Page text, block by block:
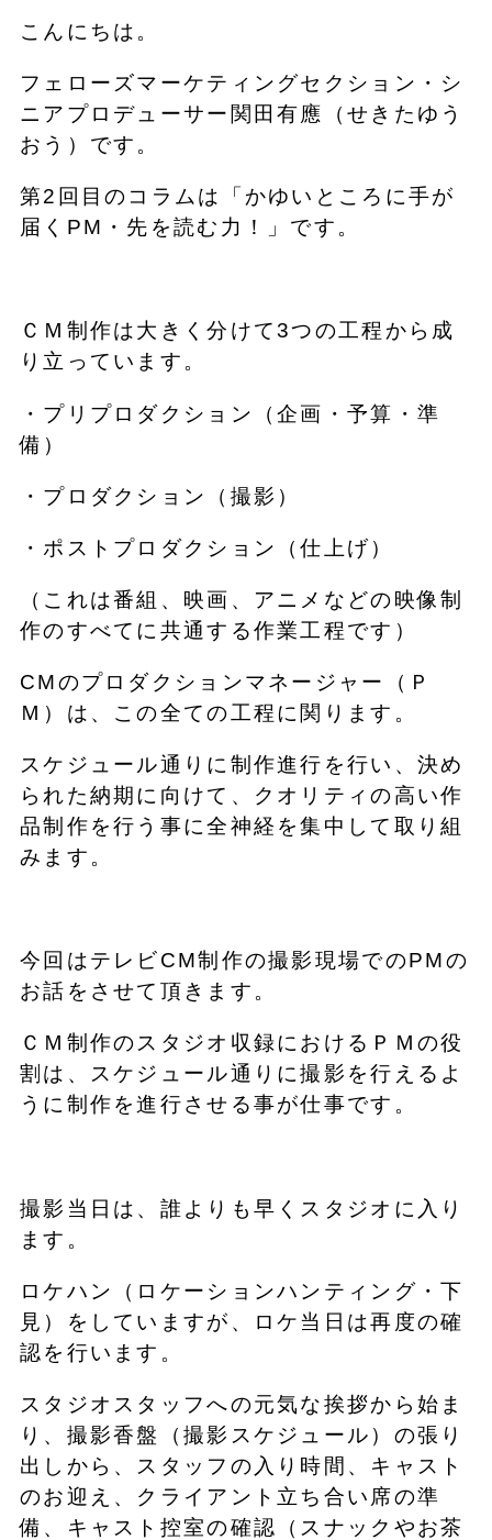
こんにちは。
フェローズマーケティングセクション・シ
ニアプロデューサー関田有應（せきたゆう
おう）です。
第2回目のコラムは「かゆいところに手が
届くPM・先を読む力！」です。
ＣＭ制作は大きく分けて3つの工程から成
り立っています。
・プリプロダクション（企画・予算・準
備）
・プロダクション（撮影）
・ポストプロダクション（仕上げ）
（これは番組、映画、アニメなどの映像制
作のすべてに共通する作業工程です）
CMのプロダクションマネージャー（Ｐ
Ｍ）は、この全ての工程に関ります。
スケジュール通りに制作進行を行い、決め
られた納期に向けて、クオリティの高い作
品制作を行う事に全神経を集中して取り組
みます。
今回はテレビCM制作の撮影現場でのPMの
お話をさせて頂きます。
ＣＭ制作のスタジオ収録におけるＰＭの役
割は、スケジュール通りに撮影を行えるよ
うに制作を進行させる事が仕事です。
撮影当日は、誰よりも早くスタジオに入り
ます。
ロケハン（ロケーションハンティング・下
見）をしていますが、ロケ当日は再度の確
認を行います。
スタジオスタッフへの元気な挨拶から始ま
り、撮影香盤（撮影スケジュール）の張り
出しから、スタッフの入り時間、キャスト
のお迎え、クライアント立ち合い席の準
備、キャスト控室の確認（スナックやお茶